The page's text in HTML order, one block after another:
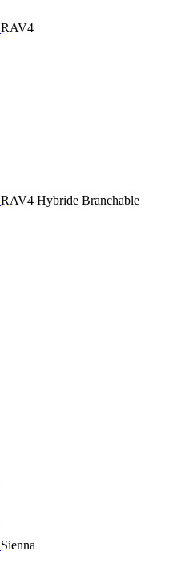
RAV4
RAV4 Hybride Branchable
Sienna